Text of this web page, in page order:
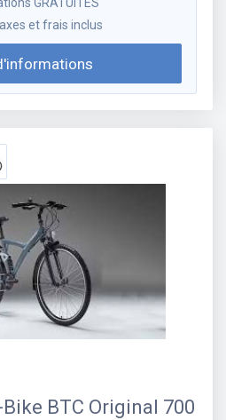
et frais inclus
BTC Original 700